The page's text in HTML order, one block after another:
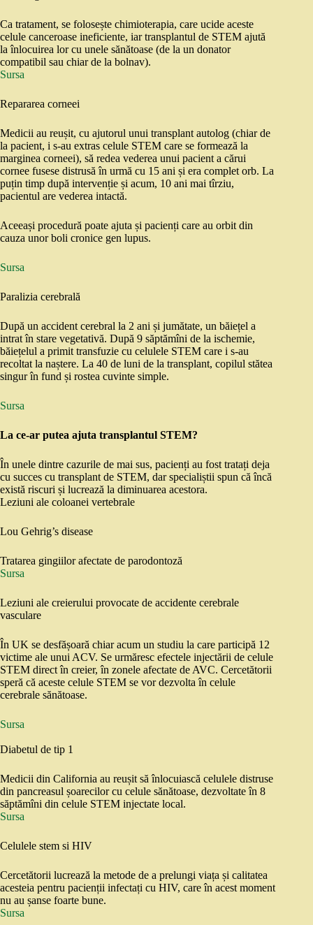
Ca tratament, se folosește chimioterapia, care ucide aceste
celule canceroase ineficiente, iar transplantul de STEM ajută
la înlocuirea lor cu unele sănătoase (de la un donator
compatibil sau chiar de la bolnav).
Sursa
Repararea corneei
Medicii au reușit, cu ajutorul unui transplant autolog (chiar de
la pacient, i s-au extras celule STEM care se formează la
marginea corneei), să redea vederea unui pacient a cărui
cornee fusese distrusă în urmă cu 15 ani și era complet orb. La
puțin timp după intervenție și acum, 10 ani mai tîrziu,
pacientul are vederea intactă.
Aceeași procedură poate ajuta și pacienți care au orbit din
cauza unor boli cronice gen lupus.
Sursa
Paralizia cerebrală
După un accident cerebral la 2 ani și jumătate, un băiețel a
intrat în stare vegetativă. După 9 săptămîni de la ischemie,
băiețelul a primit transfuzie cu celulele STEM care i s-au
recoltat la naștere. La 40 de luni de la transplant, copilul stătea
singur în fund și rostea cuvinte simple.
Sursa
La ce-ar putea ajuta transplantul STEM?
În unele dintre cazurile de mai sus, pacienți au fost tratați deja
cu succes cu transplant de STEM, dar specialiștii spun că încă
există riscuri și lucrează la diminuarea acestora.
Leziuni ale coloanei vertebrale
Lou Gehrig’s disease
Tratarea gingiilor afectate de parodontoză
Sursa
Leziuni ale creierului provocate de accidente cerebrale
vasculare
În UK se desfășoară chiar acum un studiu la care participă 12
victime ale unui ACV. Se urmăresc efectele injectării de celule
STEM direct în creier, în zonele afectate de AVC. Cercetătorii
speră că aceste celule STEM se vor dezvolta în celule
cerebrale sănătoase.
Sursa
Diabetul de tip 1
Medicii din California au reușit să înlocuiască celulele distruse
din pancreasul șoarecilor cu celule sănătoase, dezvoltate în 8
săptămîni din celule STEM injectate local.
Sursa
Celulele stem si HIV
Cercetătorii lucrează la metode de a prelungi viața și calitatea
acesteia pentru pacienții infectați cu HIV, care în acest moment
nu au șanse foarte bune.
Sursa